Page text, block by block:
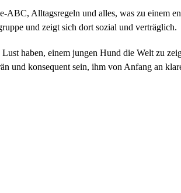
ABC, Alltagsregeln und alles, was zu einem
und zeigt sich dort sozial und verträglich.
haben, einem jungen Hund die Welt zu
und konsequent sein, ihm von Anfang an